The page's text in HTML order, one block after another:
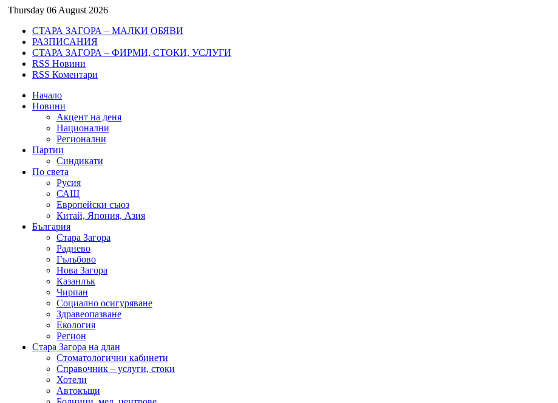
Thursday 06 August 2026
СТАРА ЗАГОРА – МАЛКИ ОБЯВИ
РАЗПИСАНИЯ
СТАРА ЗАГОРА – ФИРМИ, СТОКИ, УСЛУГИ
RSS Новини
RSS Коментари
Начало
Новини
Акцент на деня
Национални
Регионални
Партии
Синдикати
По света
Русия
САЩ
Европейски съюз
Китай, Япония, Азия
България
Стара Загора
Раднево
Гълъбово
Нова Загора
Казанлък
Чирпан
Социално осигуряване
Здравеопазване
Екология
Регион
Стара Загора на длан
Стоматологични кабинети
Справочник – услуги, стоки
Хотели
Автокъщи